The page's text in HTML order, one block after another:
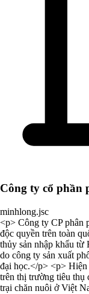
Công ty cổ phần
minhlong.jsc
<p> Công ty CP phân
độc quyền trên toàn
thủy sản nhập khẩu từ
do công ty sản xuất
đại học.</p> <p>
trên thị trường tiêu thụ
trại chăn nuôi ở Việt